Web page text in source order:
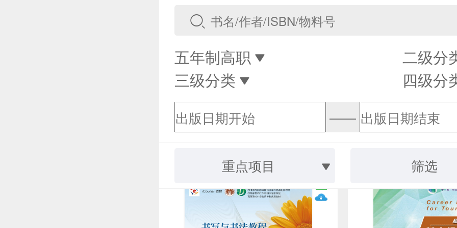
五年制高职
二级分
三级分类
四级分
——
重点项目 筛选